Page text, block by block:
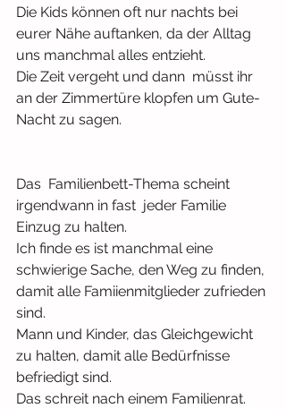
Die Kids können oft nur nachts bei
eurer Nähe auftanken, da der Alltag
uns manchmal alles entzieht.
Die Zeit vergeht und dann  müsst ihr
an der Zimmertüre klopfen um Gute-
Nacht zu sagen.
Das  Familienbett-Thema scheint
irgendwann in fast  jeder Familie
Einzug zu halten.
Ich finde es ist manchmal eine
schwierige Sache, den Weg zu finden,
damit alle Famiienmitglieder zufrieden
sind.
Mann und Kinder, das Gleichgewicht
zu halten, damit alle Bedürfnisse
befriedigt sind.
Das schreit nach einem Familienrat.